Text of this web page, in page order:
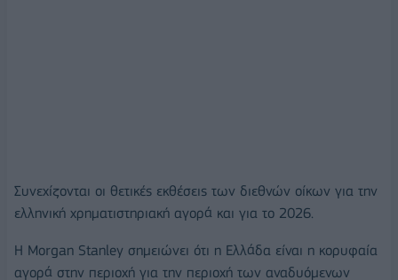
Συνεχίζονται οι θετικές εκθέσεις των διεθνών οίκων για την
ελληνική χρηματιστηριακή αγορά και για το 2026.
Η Morgan Stanley σημειώνει ότι η Ελλάδα είναι η κορυφαία
αγορά στην περιοχή για την περιοχή των αναδυόμενων